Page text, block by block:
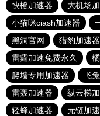
快橙加速器
大机场
小猫咪ciash加速器
黑洞官网
猎豹加速
雷霆加速免费永久
爬墙专用加速器
飞
雷轰加速器
纵云梯
轻蜂加速器
元链加